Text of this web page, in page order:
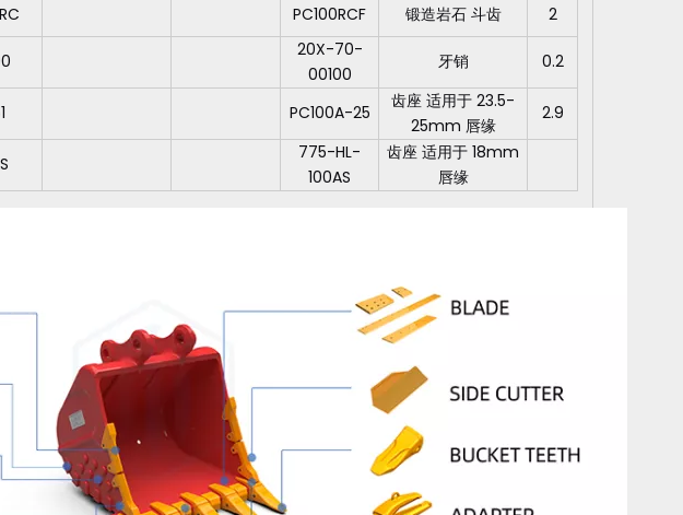
PC100RCF 锻造岩石 斗齿 2
20X-70-
00100
牙销 0.2
PC100A-25
齿座 适用于 23.5-
25mm 唇缘
2.9
775-HL-
100AS
齿座 适用于 18mm
唇缘